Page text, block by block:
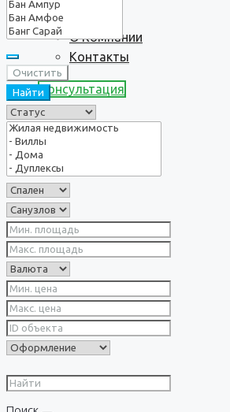
О Компании
Контакты
Консультация
Очистить
Найти